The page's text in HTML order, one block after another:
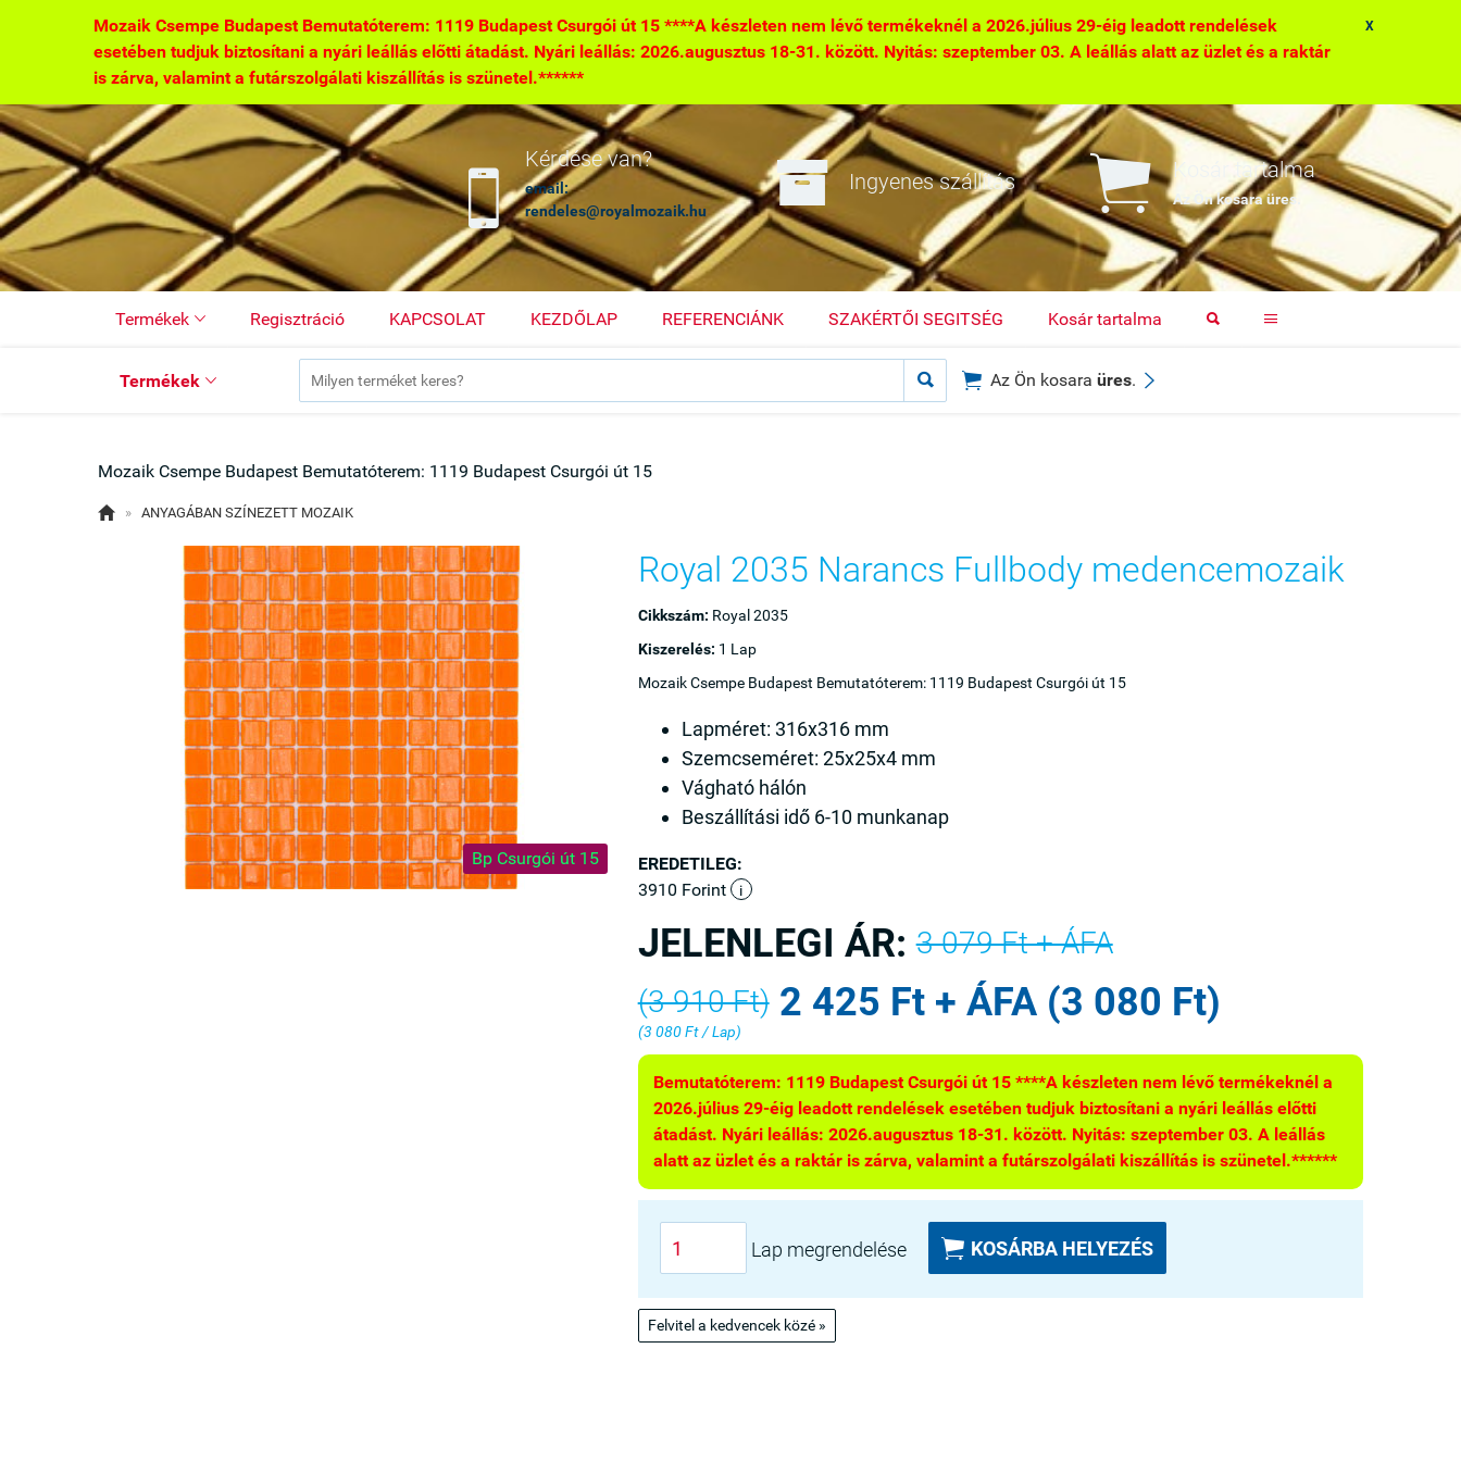
Mozaik Csempe Budapest Bemutatóterem: 1119 Budapest Csurgói út 15 ****A készleten nem lévő termékeknél a 2026.július 29-éig leadott rendelések
esetében tudjuk biztosítani a nyári leállás előtti átadást. Nyári leállás: 2026.augusztus 18-31. között. Nyitás: szeptember 03. A leállás alatt az üzlet és a raktár
is zárva, valamint a futárszolgálati kiszállítás is szünetel.******
X
 Kérdése van?
email:
rendeles@royalmozaik.hu
 Ingyenes szállítás  Kosár tartalma
Az Ön kosaraüres
Termékek  Regisztráció KAPCSOLAT KEZDŐLAP REFERENCIÁNK SZAKÉRTŐI SEGITSÉG Kosár tartalma  
Termékek    Az Ön kosara üres. 
Mozaik Csempe Budapest Bemutatóterem: 1119 Budapest Csurgói út 15
 » ANYAGÁBAN SZÍNEZETT MOZAIK
Bp Csurgói út 15
Royal 2035 Narancs Fullbody medencemozaik
Cikkszám: Royal 2035
Kiszerelés: 1 Lap
Mozaik Csempe Budapest Bemutatóterem: 1119 Budapest Csurgói út 15
Lapméret: 316x316 mm
Szemcseméret: 25x25x4 mm
Vágható hálón
Beszállítási idő 6-10 munkanap
EREDETILEG:
3910 Forint
i
JELENLEGI ÁR:3 079 Ft + ÁFA
(3 910 Ft) 2 425 Ft + ÁFA (3 080 Ft)
(3 080 Ft / Lap)
Bemutatóterem: 1119 Budapest Csurgói út 15 ****A készleten nem lévő termékeknél a
2026.július 29-éig leadott rendelések esetében tudjuk biztosítani a nyári leállás előtti
átadást. Nyári leállás: 2026.augusztus 18-31. között. Nyitás: szeptember 03. A leállás
alatt az üzlet és a raktár is zárva, valamint a futárszolgálati kiszállítás is szünetel.******
Lap megrendelése  KOSÁRBA HELYEZÉS
Felvitel a kedvencek közé »